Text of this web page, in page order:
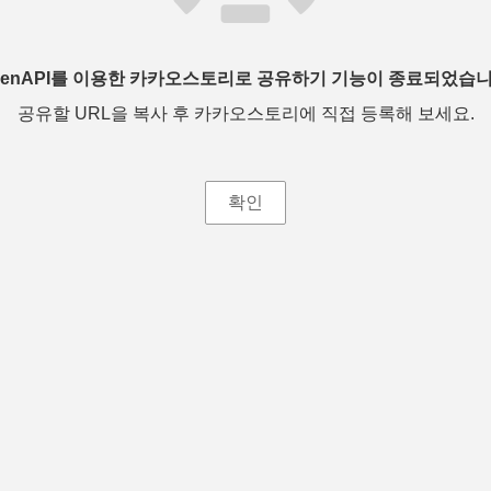
를 이용한 카카오스토리로 공유하기 기능이 종료되었습
공유할 URL을 복사 후 카카오스토리에 직접 등록해 보세요.
확인